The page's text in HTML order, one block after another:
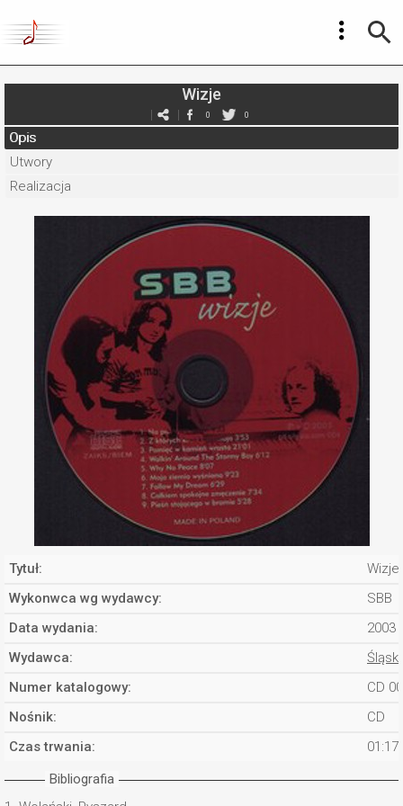
Wizje
0 0
Opis
Utwory
Realizacja
Tytuł:
Wizje
Wykonwca wg wydawcy:
SBB
Data wydania:
2003
Wydawca:
Numer katalogowy:
CD
Nośnik:
CD
Czas trwania:
Bibliografia